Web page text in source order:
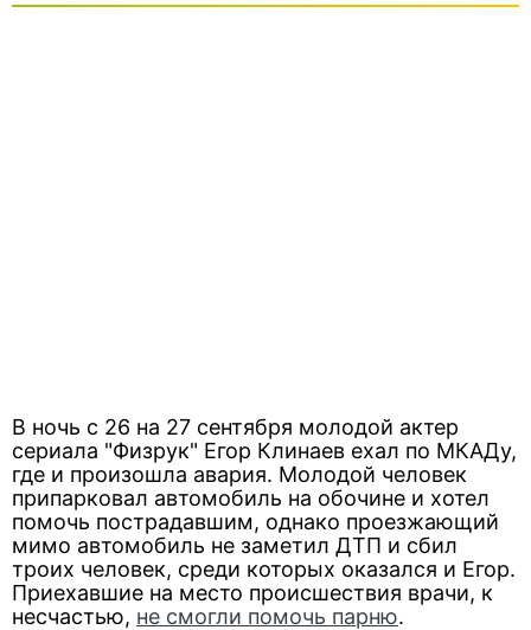
В ночь с 26 на 27 сентября молодой актер
сериала "Физрук" Егор Клинаев ехал по МКАДу,
где и произошла авария. Молодой человек
припарковал автомобиль на обочине и хотел
помочь пострадавшим, однако проезжающий
мимо автомобиль не заметил ДТП и сбил
троих человек, среди которых оказался и Егор.
Приехавшие на место происшествия врачи, к
несчастью, не смогли помочь парню.